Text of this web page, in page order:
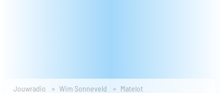
Jouwradio Wim Sonneveld Matelot